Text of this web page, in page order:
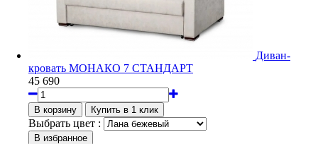
Диван-
кровать МОНАКО 7 СТАНДАРТ
45 690
Выбрать цвет :